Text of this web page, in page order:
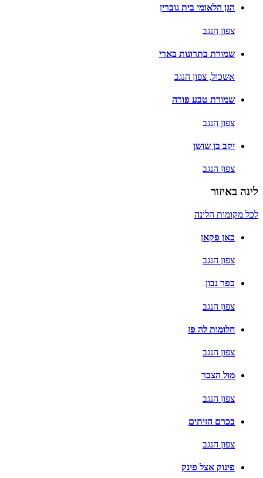
הגן הלאומי בית גוברין
צפון הנגב
שמורת בתרונות בארי
אשכול, צפון הנגב
שמורת טבע פורה
צפון הנגב
יקב בן שושן
צפון הנגב
לינה באיזור
לכל מקומות הלינה
כאן פקאן
צפון הנגב
כפר נבון
צפון הנגב
חלומות לה פז
צפון הנגב
מול הצבר
צפון הנגב
בכרם הזיתים
צפון הנגב
פינוק אצל פינק